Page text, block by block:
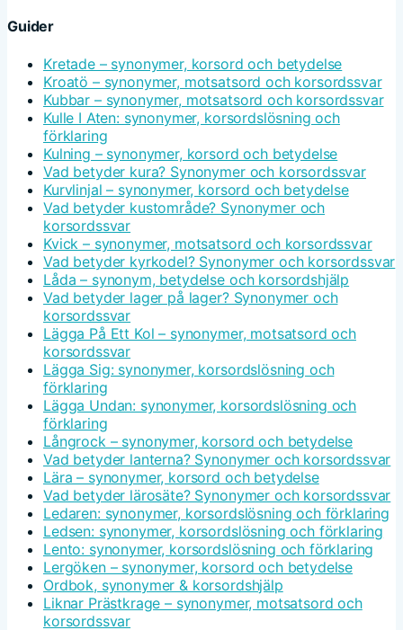
Guider
Kretade – synonymer, korsord och betydelse
Kroatö – synonymer, motsatsord och korsordssvar
Kubbar – synonymer, motsatsord och korsordssvar
Kulle I Aten: synonymer, korsordslösning och
förklaring
Kulning – synonymer, korsord och betydelse
Vad betyder kura? Synonymer och korsordssvar
Kurvlinjal – synonymer, korsord och betydelse
Vad betyder kustområde? Synonymer och
korsordssvar
Kvick – synonymer, motsatsord och korsordssvar
Vad betyder kyrkodel? Synonymer och korsordssvar
Låda – synonym, betydelse och korsordshjälp
Vad betyder lager på lager? Synonymer och
korsordssvar
Lägga På Ett Kol – synonymer, motsatsord och
korsordssvar
Lägga Sig: synonymer, korsordslösning och
förklaring
Lägga Undan: synonymer, korsordslösning och
förklaring
Långrock – synonymer, korsord och betydelse
Vad betyder lanterna? Synonymer och korsordssvar
Lära – synonymer, korsord och betydelse
Vad betyder lärosäte? Synonymer och korsordssvar
Ledaren: synonymer, korsordslösning och förklaring
Ledsen: synonymer, korsordslösning och förklaring
Lento: synonymer, korsordslösning och förklaring
Lergöken – synonymer, korsord och betydelse
Ordbok, synonymer & korsordshjälp
Liknar Prästkrage – synonymer, motsatsord och
korsordssvar